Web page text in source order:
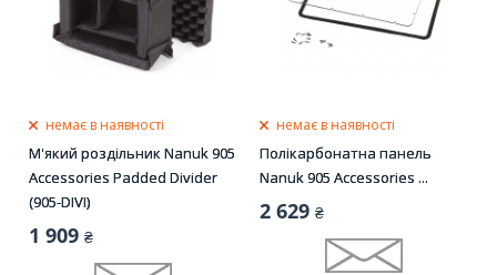
немає в наявності
М'який роздільник Nanuk 905
Accessories Padded Divider
(905-DIVI)
1 909 ₴
немає в наявності
Полікарбонатна панель
Nanuk 905 Accessories ...
2 629 ₴